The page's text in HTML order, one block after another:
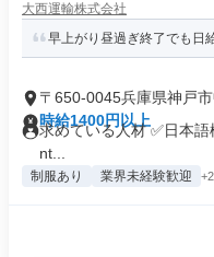
大西運輸株式会社
早上がり昼過ぎ終了でも日
〒650-0045兵庫県神戸
時給1400円以上
求めている人材 ✅日本
nt...
制服あり 業界未経験歓迎